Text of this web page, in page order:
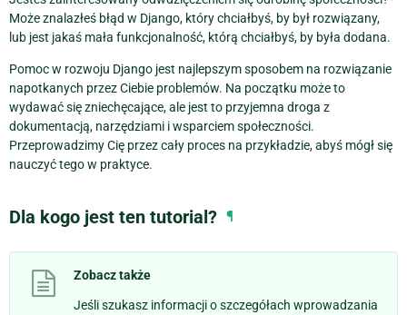
Może znalazłeś błąd w Django, który chciałbyś, by był rozwiązany,
lub jest jakaś mała funkcjonalność, którą chciałbyś, by była dodana.
Pomoc w rozwoju Django jest najlepszym sposobem na rozwiązanie
napotkanych przez Ciebie problemów. Na początku może to
wydawać się zniechęcające, ale jest to przyjemna droga z
dokumentacją, narzędziami i wsparciem społeczności.
Przeprowadzimy Cię przez cały proces na przykładzie, abyś mógł się
nauczyć tego w praktyce.
Dla kogo jest ten tutorial? ¶
Zobacz także
Jeśli szukasz informacji o szczegółach wprowadzania